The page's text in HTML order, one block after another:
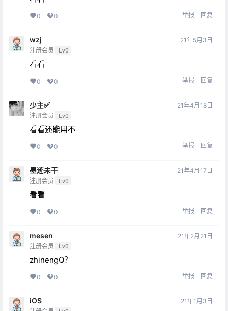
0 0 举报 回复
wzj
注册会员 Lv0
21年5月3日
看看
0 0 举报 回复
少主✅
注册会员 Lv0
21年4月18日
看看还能用不
0 0 举报 回复
墨迹未干
注册会员 Lv0
21年4月17日
看看
0 0 举报 回复
mesen
注册会员 Lv0
21年2月21日
zhinengQ？
0 0 举报 回复
iOS 21年1月3日